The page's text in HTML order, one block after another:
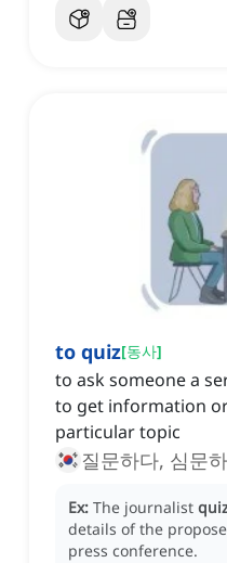
to quiz[동사]
to ask someone a
to get information
particular topic
질문하다, 심문
Ex: The journalist
details of the
press conference.